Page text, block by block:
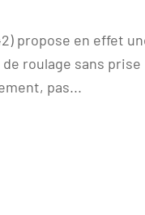
propose en effet
roulage sans prise
pas...